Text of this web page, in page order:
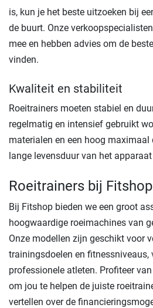
is, kun je het beste uitzoeken bij
de buurt. Onze
mee en hebben advies om de
vinden.
Kwaliteit en stabiliteit
Roeitrainers moeten stabiel en
regelmatig en intensief gebruikt
materialen en een hoog maximaal
lange levensduur van het
Roeitrainers bij Fitshop
Bij Fitshop bieden we een groot
hoogwaardige roeimachines van
Onze modellen zijn geschikt voor
trainingsdoelen en fitnessniveaus,
professionele atleten. Profiteer
om jou te helpen de juiste
vertellen over de